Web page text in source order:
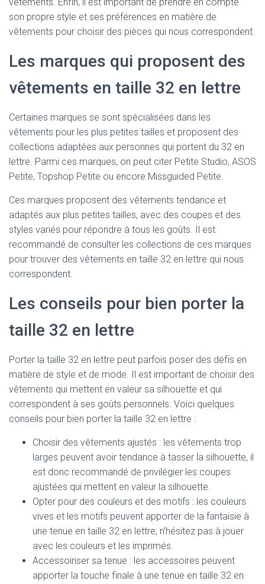
son propre style et ses préférences en matière de
vêtements pour choisir des pièces qui nous correspondent.
Les marques qui proposent des
vêtements en taille 32 en lettre
Certaines marques se sont spécialisées dans les
vêtements pour les plus petites tailles et proposent des
collections adaptées aux personnes qui portent du 32 en
lettre. Parmi ces marques, on peut citer Petite Studio, ASOS
Petite, Topshop Petite ou encore Missguided Petite.
Ces marques proposent des vêtements tendance et
adaptés aux plus petites tailles, avec des coupes et des
styles variés pour répondre à tous les goûts. Il est
recommandé de consulter les collections de ces marques
pour trouver des vêtements en taille 32 en lettre qui nous
correspondent.
Les conseils pour bien porter la
taille 32 en lettre
Porter la taille 32 en lettre peut parfois poser des défis en
matière de style et de mode. Il est important de choisir des
vêtements qui mettent en valeur sa silhouette et qui
correspondent à ses goûts personnels. Voici quelques
conseils pour bien porter la taille 32 en lettre :
Choisir des vêtements ajustés : les vêtements trop
larges peuvent avoir tendance à tasser la silhouette, il
est donc recommandé de privilégier les coupes
ajustées qui mettent en valeur la silhouette.
Opter pour des couleurs et des motifs : les couleurs
vives et les motifs peuvent apporter de la fantaisie à
une tenue en taille 32 en lettre, n’hésitez pas à jouer
avec les couleurs et les imprimés.
Accessoiriser sa tenue : les accessoires peuvent
apporter la touche finale à une tenue en taille 32 en